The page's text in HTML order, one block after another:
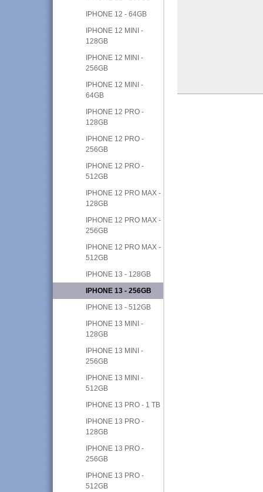
IPHONE 12 - 64GB
IPHONE 12 MINI -
128GB
IPHONE 12 MINI -
256GB
IPHONE 12 MINI -
64GB
IPHONE 12 PRO -
128GB
IPHONE 12 PRO -
256GB
IPHONE 12 PRO -
512GB
IPHONE 12 PRO MAX -
128GB
IPHONE 12 PRO MAX -
256GB
IPHONE 12 PRO MAX -
512GB
IPHONE 13 - 128GB
IPHONE 13 - 256GB
IPHONE 13 - 512GB
IPHONE 13 MINI -
128GB
IPHONE 13 MINI -
256GB
IPHONE 13 MINI -
512GB
IPHONE 13 PRO - 1 TB
IPHONE 13 PRO -
128GB
IPHONE 13 PRO -
256GB
IPHONE 13 PRO -
512GB